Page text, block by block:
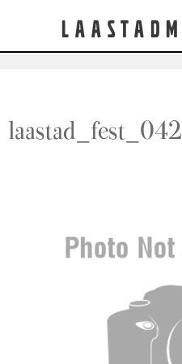
laastad_fest_042